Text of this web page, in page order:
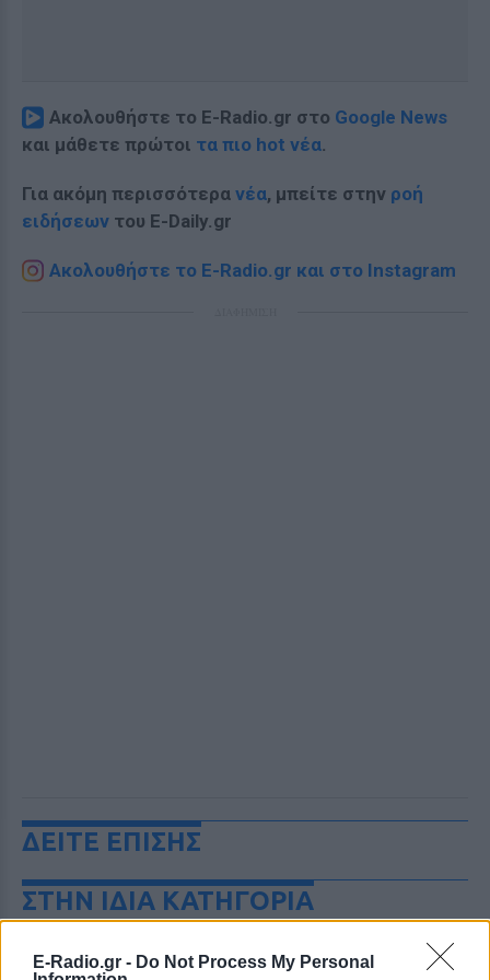
E-Radio.gr - Do Not Process My Personal
Ακολουθήστε το E-Radio.gr στο Google News
και μάθετε πρώτοι τα πιο hot νέα.
Για ακόμη περισσότερα νέα, μπείτε στην ροή
ειδήσεων του E-Daily.gr
Ακολουθήστε το E-Radio.gr και στο Instagram
ΔΕΙΤΕ ΕΠΙΣΗΣ
ΣΤΗΝ ΙΔΙΑ ΚΑΤΗΓΟΡΙΑ
Ιστορική μεταφορά 30
φαλαινών μπελούγκα από τον